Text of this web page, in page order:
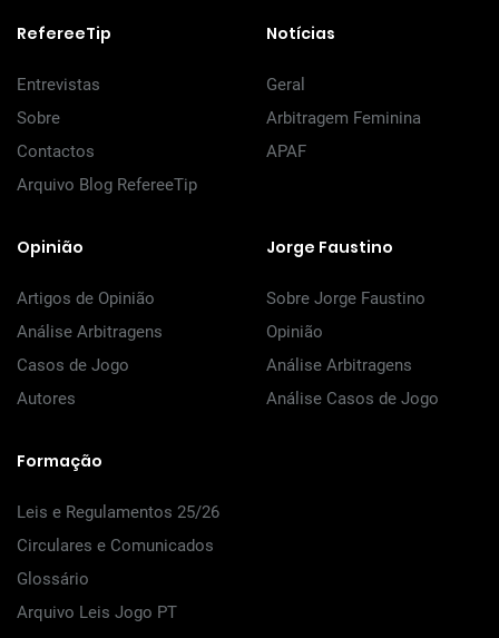
RefereeTip
Entrevistas
Sobre
Contactos
Arquivo Blog RefereeTip
Notícias
Geral
Arbitragem Feminina
APAF
Opinião
Artigos de Opinião
Análise Arbitragens
Casos de Jogo
Autores
Jorge Faustino
Sobre Jorge Faustino
Opinião
Análise Arbitragens
Análise Casos de Jogo
Formação
Leis e Regulamentos 25/26
Circulares e Comunicados
Glossário
Arquivo Leis Jogo PT